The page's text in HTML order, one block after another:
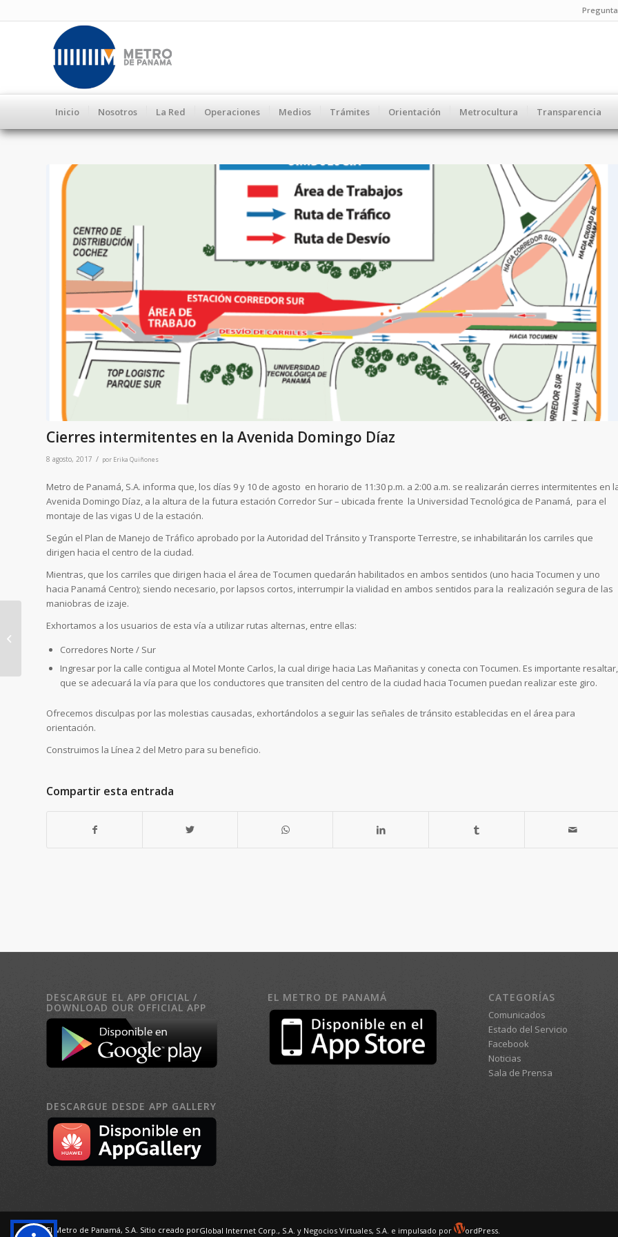
Inicio Nosotros La Red Operaciones Medios Trámites Orientación Metrocultura Transparencia
Cierres intermitentes en la Avenida Domingo Díaz
8 agosto, 2017 / por Erika Quiñones
Metro de Panamá, S.A. informa que, los días 9 y 10 de agosto en horario de 11:30 p.m. a 2:00 a.m. se realizarán cierres intermitentes en
Avenida Domingo Díaz, a la altura de la futura estación Corredor Sur – ubicada frente la Universidad Tecnológica de Panamá, para el
montaje de las vigas U de la estación.
Según el Plan de Manejo de Tráfico aprobado por la Autoridad del Tránsito y Transporte Terrestre, se inhabilitarán los carriles que
dirigen hacia el centro de la ciudad.
Mientras, que los carriles que dirigen hacia el área de Tocumen quedarán habilitados en ambos sentidos (uno hacia Tocumen y uno
hacia Panamá Centro); siendo necesario, por lapsos cortos, interrumpir la vialidad en ambos sentidos para la realización segura de las
maniobras de izaje.
Exhortamos a los usuarios de esta vía a utilizar rutas alternas, entre ellas:
Corredores Norte / Sur
Ingresar por la calle contigua al Motel Monte Carlos, la cual dirige hacia Las Mañanitas y conecta con Tocumen. Es importante resaltar,
que se adecuará la vía para que los conductores que transiten del centro de la ciudad hacia Tocumen puedan realizar este giro.
Ofrecemos disculpas por las molestias causadas, exhortándolos a seguir las señales de tránsito establecidas en el área para
orientación.
Construimos la Línea 2 del Metro para su beneficio.
Compartir esta entrada
DESCARGUE EL APP OFICIAL /
DOWNLOAD OUR OFFICIAL APP
DESCARGUE DESDE APP GALLERY
EL METRO DE PANAMÁ CATEGORÍAS
Comunicados
Estado del Servicio
Facebook
Noticias
Sala de Prensa
El Metro de Panamá, S.A. Sitio creado porGlobal Internet Corp., S.A. y Negocios Virtuales, S.A. e impulsado por ordPress.
Montaje de vigas en la